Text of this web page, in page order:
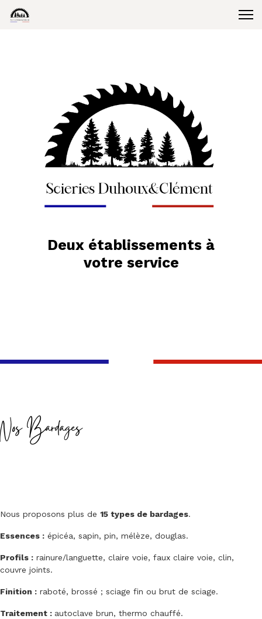
Deux établissements à
votre service
Nos Bardages
Nous proposons plus de 15 types de bardages.
Essences : épicéa, sapin, pin, mélèze, douglas.
Profils : rainure/languette, claire voie, faux claire voie, clin,
couvre joints.
Finition : raboté, brossé ; sciage fin ou brut de sciage.
Traitement : autoclave brun, thermo chauffé.